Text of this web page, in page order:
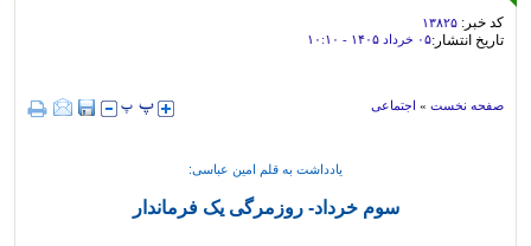
کد خبر: ۱۳۸۲۵
تاریخ انتشار:۰۵ خرداد ۱۴۰۵ - ۱۰:۱۰
صفحه نخست » اجتماعی
یادداشت به قلم امین عباسی:
سوم خرداد- روزمرگی یک فرماندار